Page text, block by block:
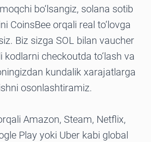
bo‘lsangiz, solana sotib
CoinsBee orqali real to‘lovga
Biz sizga SOL bilan vaucher
kodlarni checkoutda to‘lash va
kundalik xarajatlarga
osonlashtiramiz.
Amazon, Steam, Netflix,
Play yoki Uber kabi global